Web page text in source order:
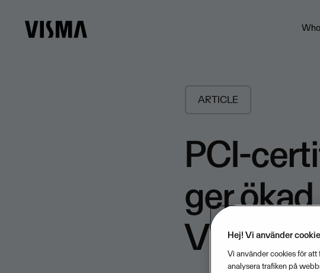
ARTICLE
PCI-
ger
Vismas
Hej! Vi använder
Vi använder cookies för
analysera trafiken på